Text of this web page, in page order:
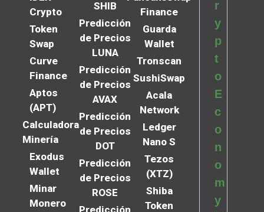
Crypto
Token
Swap
Curve
Finance
Aptos
(APT)
Calculadora
Minería
Exodus
Wallet
Minar
Monero
SHIB
Predicción
de Precios
LUNA
Predicción
de Precios
AVAX
Predicción
de Precios
DOT
Predicción
de Precios
ROSE
Finance
Guarda
Wallet
Tronscan
SushiSwap
Acala
Network
Ledger
Nano S
Tezos
(XTZ)
Shiba
Token
r
y
p
t
o
E
c
o
n
o
m
y